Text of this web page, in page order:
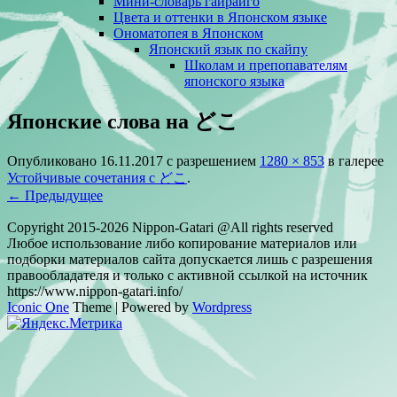
Цвета и оттенки в Японском языке
Ономатопея в Японском
Японский язык по скайпу
Школам и препопавателям
японского языка
Японские слова на どこ
Опубликовано 16.11.2017 с разрешением 1280 × 853 в галерее
Устойчивые сочетания с どこ .
← Предыдущее
Copyright 2015-2026 Nippon-Gatari @All rights reserved
Любое использование либо копирование материалов или
подборки материалов сайта допускается лишь с разрешения
правообладателя и только с активной ссылкой на источник
https://www.nippon-gatari.info/
Iconic One Theme | Powered by Wordpress